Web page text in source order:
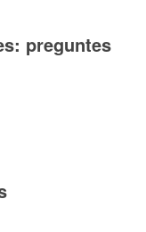
preguntes